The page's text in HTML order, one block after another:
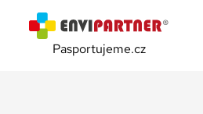
Pasportujeme.cz